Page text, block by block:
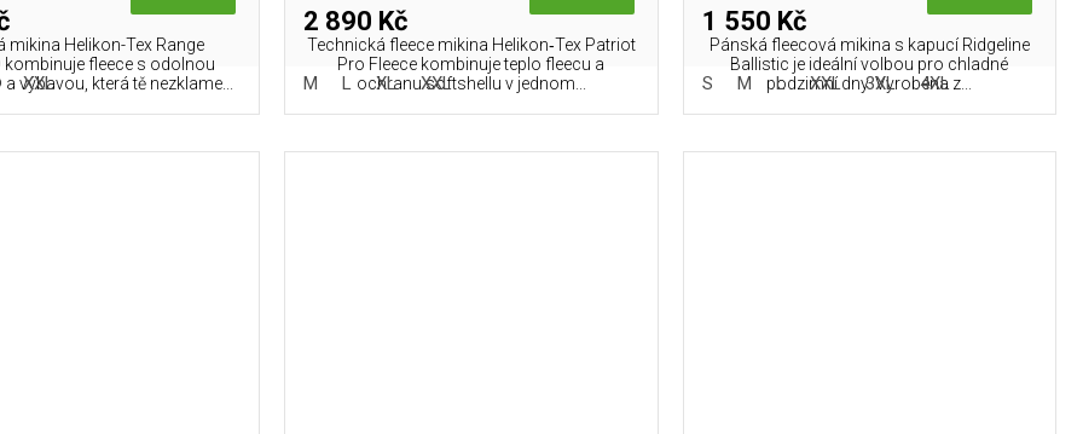
mikina Helikon-Tex Range
fleece s odolnou
výbavou, která tě nezklame...
XXL
2 890 Kč
Technická fleece mikina Helikon‑Tex Patriot
Pro Fleece kombinuje teplo fleecu a
ochranu softshellu v jednom...
M L XL XXL
1 550 Kč
Pánská fleecová mikina s kapucí Ridgeline
Ballistic je ideální volbou pro chladné
podzimní dny. Vyrobena z...
S M L XXL 3XL 4XL